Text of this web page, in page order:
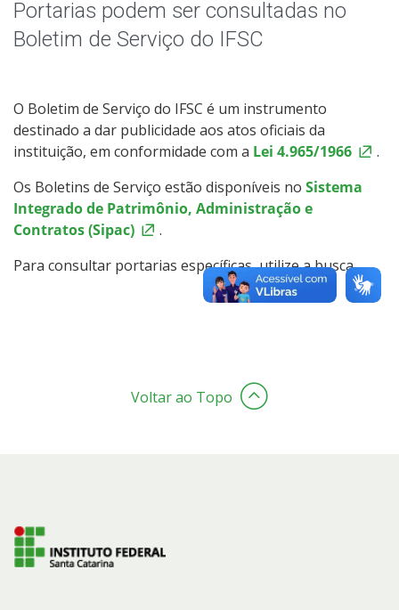
Indicadores e Estatísticas
Peça uma informação (SIC)
Servidores
Relatórios de Gestão
Portarias podem ser consultadas no
Boletim de Serviço do IFSC
O Boletim de Serviço do IFSC é um instrumento
destinado a dar publicidade aos atos oficiais da
instituição, em conformidade com a Lei 4.965/1966
.
Os Boletins de Serviço estão disponíveis no Sistema
Integrado de Patrimônio, Administração e
Contratos (Sipac)
.
Para consultar portarias específicas, utilize a busca.
Voltar ao Topo